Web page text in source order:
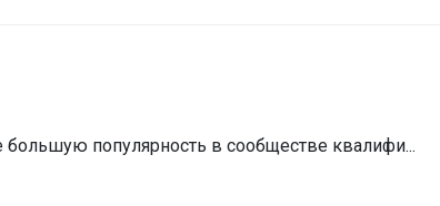
популярность в сообществе квалифи...